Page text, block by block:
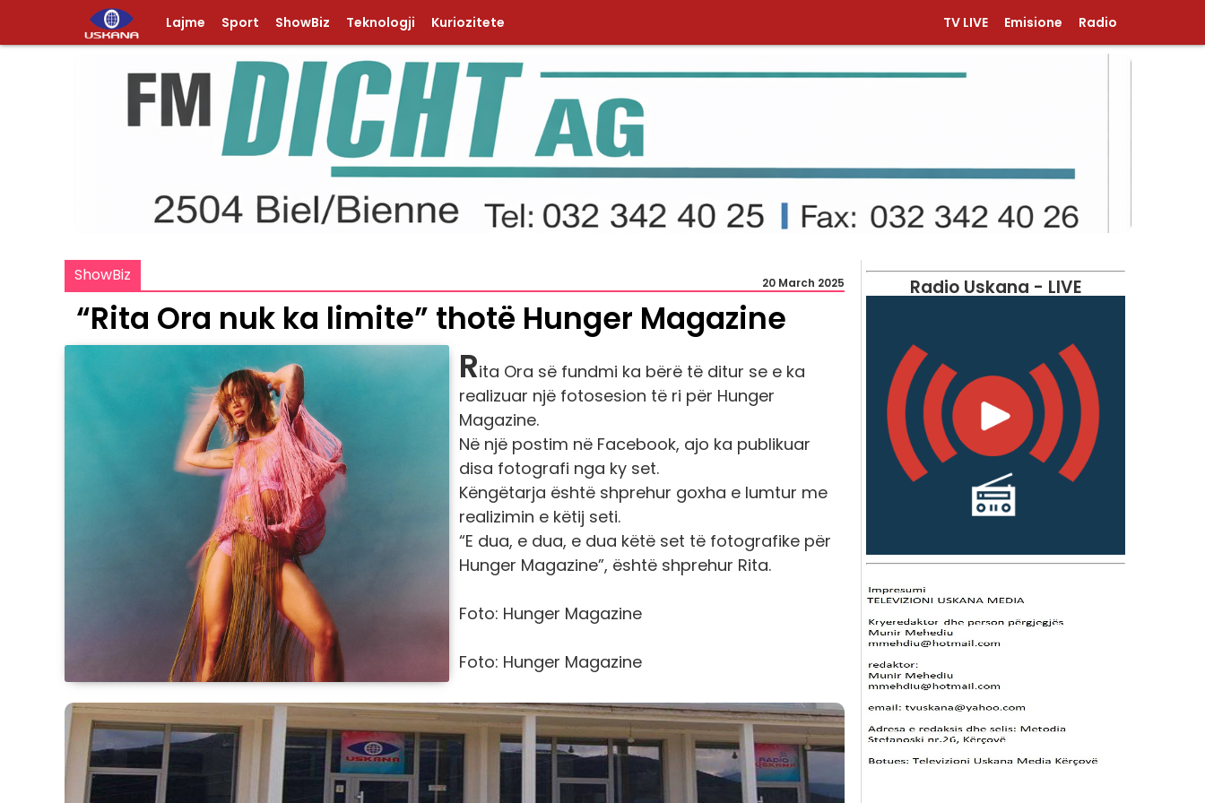
Lajme Sport ShowBiz Teknologji Kuriozitete TV LIVE Emisione Radio
ShowBiz 20 March 2025
“Rita Ora nuk ka limite” thotë Hunger Magazine
Rita Ora së fundmi ka bërë të ditur se e ka
realizuar një fotosesion të ri për Hunger
Magazine.
Në një postim në Facebook, ajo ka publikuar
disa fotografi nga ky set.
Këngëtarja është shprehur goxha e lumtur me
realizimin e këtij seti.
“E dua, e dua, e dua këtë set të fotografike për
Hunger Magazine”, është shprehur Rita.
Foto: Hunger Magazine
Foto: Hunger Magazine
Radio Uskana - LIVE